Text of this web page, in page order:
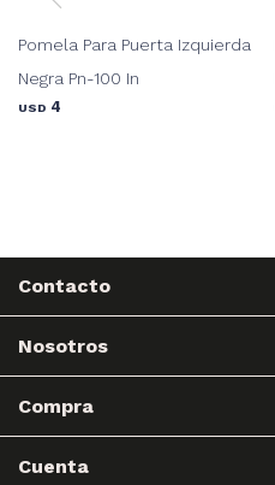
Pomela Para Puerta Izquierda
Negra Pn-100 In
USD 4
Contacto
Nosotros
Compra
Cuenta